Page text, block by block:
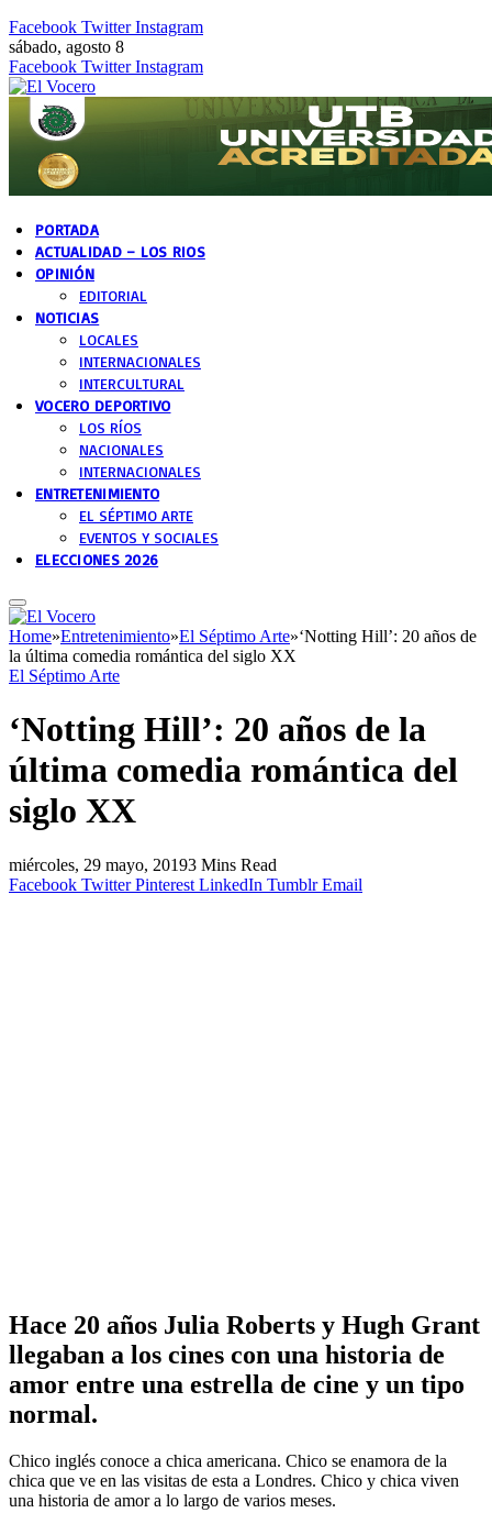
Facebook Twitter Instagram
sábado, agosto 8
Facebook Twitter Instagram
PORTADA
ACTUALIDAD – LOS RIOS
OPINIÓN
EDITORIAL
NOTICIAS
LOCALES
INTERNACIONALES
INTERCULTURAL
VOCERO DEPORTIVO
LOS RÍOS
NACIONALES
INTERNACIONALES
ENTRETENIMIENTO
EL SÉPTIMO ARTE
EVENTOS Y SOCIALES
ELECCIONES 2026
Home»Entretenimiento»El Séptimo Arte»‘Notting Hill’: 20 años de
la última comedia romántica del siglo XX
El Séptimo Arte
‘Notting Hill’: 20 años de la
última comedia romántica del
siglo XX
miércoles, 29 mayo, 20193 Mins Read
Facebook Twitter Pinterest LinkedIn Tumblr Email
Hace 20 años Julia Roberts y Hugh Grant
llegaban a los cines con una historia de
amor entre una estrella de cine y un tipo
normal.
Chico inglés conoce a chica americana. Chico se enamora de la
chica que ve en las visitas de esta a Londres. Chico y chica viven
una historia de amor a lo largo de varios meses.